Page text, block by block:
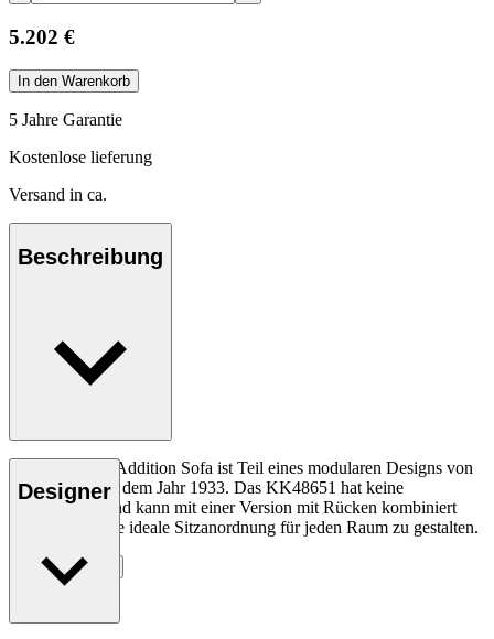
5.202 €
In den Warenkorb
5 Jahre Garantie
Kostenlose lieferung
Versand in ca.
Beschreibung
Das KK48651 Addition Sofa ist Teil eines modularen Designs von
Kaare Klint aus dem Jahr 1933. Das KK48651 hat keine
Rückenlehne und kann mit einer Version mit Rücken kombiniert
werden, um eine ideale Sitzanordnung für jeden Raum zu gestalten.
Entdecke mehr
Designer